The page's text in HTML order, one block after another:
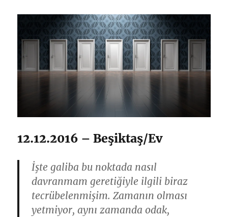
12.12.2016 – Beşiktaş/Ev
İşte galiba bu noktada nasıl
davranmam geretiğiyle ilgili biraz
tecrübelenmişim. Zamanın olması
yetmiyor, aynı zamanda odak,